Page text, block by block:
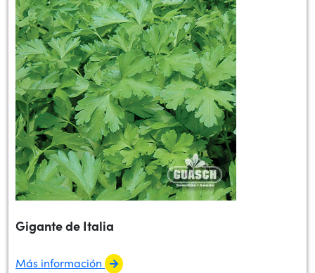
Gigante de Italia
Más información